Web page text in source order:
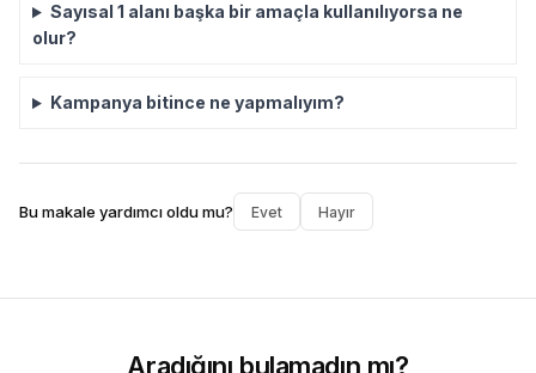
Sayısal 1 alanı başka bir amaçla kullanılıyorsa ne
olur?
Kampanya bitince ne yapmalıyım?
Bu makale yardımcı oldu mu? Evet Hayır
Aradığını bulamadın mı?